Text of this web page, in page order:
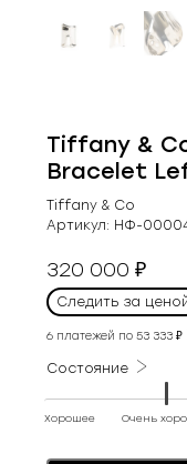
Tiffany &
Bracelet
Tiffany & Co
Артикул: НФ-
320 000₽
Следить за
6 платежей по53 333₽
Состояние
Хорошее Очень